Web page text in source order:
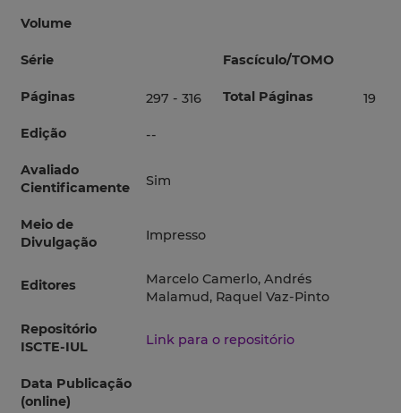
Volume
Série Fascículo/TOMO
Páginas 297 - 316 Total Páginas 19
Edição --
Avaliado
Cientificamente
Sim
Meio de
Divulgação
Impresso
Editores
Marcelo Camerlo, Andrés
Malamud, Raquel Vaz-Pinto
Repositório
ISCTE-IUL
Link para o repositório
Data Publicação
(online)